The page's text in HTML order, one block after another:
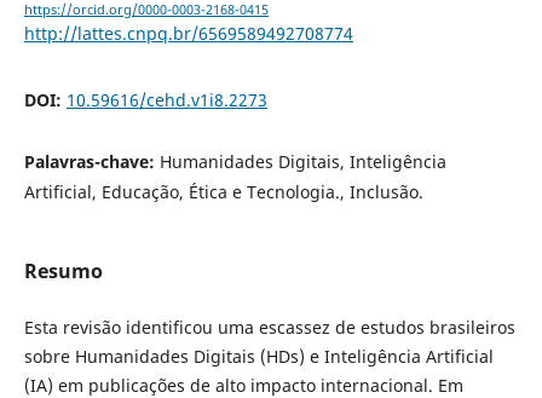
https://orcid.org/0000-0003-2168-0415
http://lattes.cnpq.br/6569589492708774
DOI: 10.59616/cehd.v1i8.2273
Palavras-chave: Humanidades Digitais, Inteligência
Artificial, Educação, Ética e Tecnologia., Inclusão.
Resumo
Esta revisão identificou uma escassez de estudos brasileiros
sobre Humanidades Digitais (HDs) e Inteligência Artificial
(IA) em publicações de alto impacto internacional. Em